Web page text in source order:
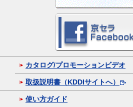
カタログ/プロモーションビデオ
取扱説明書（KDDIサイトへ）
使い方ガイド